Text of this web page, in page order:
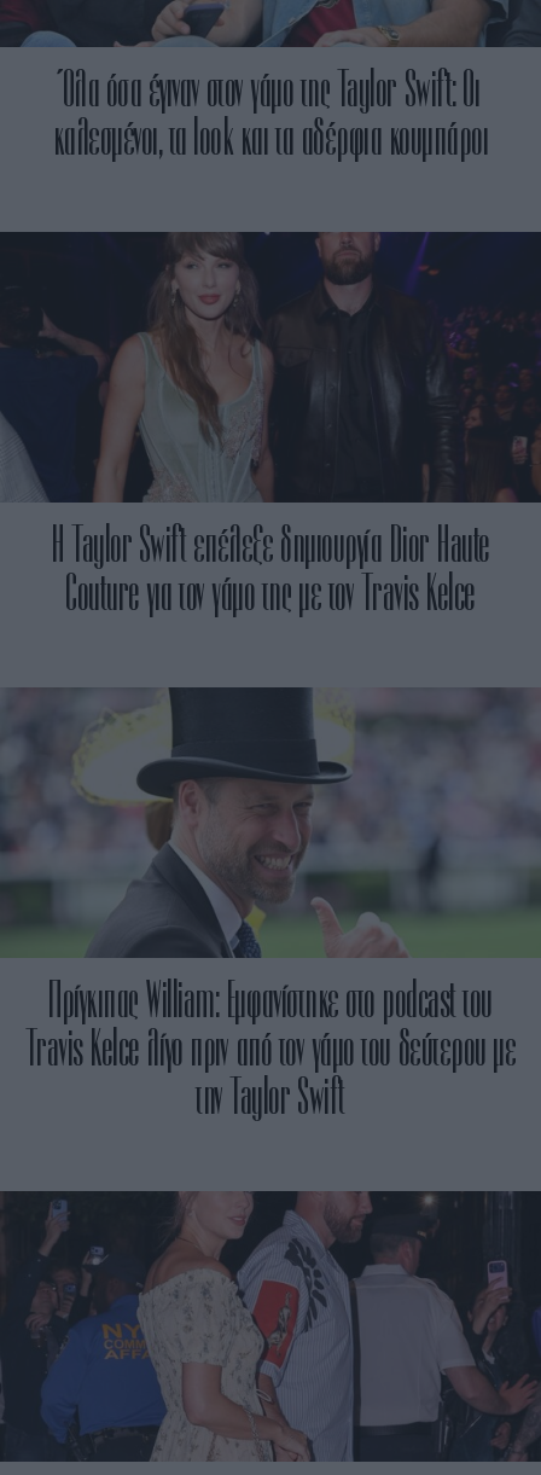
Όλα όσα έγιναν στον γάμο της Taylor Swift: Οι
καλεσμένοι, τα look και τα αδέρφια κουμπάροι
Η Taylor Swift επέλεξε δημιουργία Dior Haute
Couture για τον γάμο της με τον Travis Kelce
Πρίγκιπας William: Εμφανίστηκε στο podcast του
Travis Kelce λίγο πριν από τον γάμο του δεύτερου με
την Taylor Swift